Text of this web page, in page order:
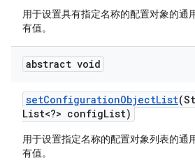
用于设置具有指定名称的配置对象的通
有值。
abstract void
setConfigurationObjectList
List<?> configList)
用于设置指定名称的配置对象列表的通
有值。